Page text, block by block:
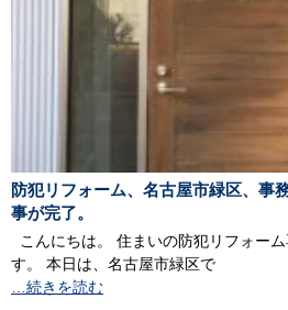
防犯リフォーム、名古屋市緑区、事
事が完了。
こんにちは。 住まいの防犯リフォー
す。 本日は、名古屋市緑区で
…続きを読む